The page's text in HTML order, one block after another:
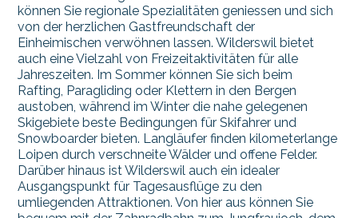
können Sie regionale Spezialitäten geniessen und sich
von der herzlichen Gastfreundschaft der
Einheimischen verwöhnen lassen. Wilderswil bietet
auch eine Vielzahl von Freizeitaktivitäten für alle
Jahreszeiten. Im Sommer können Sie sich beim
Rafting, Paragliding oder Klettern in den Bergen
austoben, während im Winter die nahe gelegenen
Skigebiete beste Bedingungen für Skifahrer und
Snowboarder bieten. Langläufer finden kilometerlange
Loipen durch verschneite Wälder und offene Felder.
Darüber hinaus ist Wilderswil auch ein idealer
Ausgangspunkt für Tagesausflüge zu den
umliegenden Attraktionen. Von hier aus können Sie